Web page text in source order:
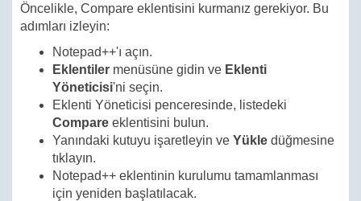
Öncelikle, Compare eklentisini kurmanız gerekiyor. Bu
adımları izleyin:
Notepad++'ı açın.
Eklentiler menüsüne gidin ve Eklenti
Yöneticisi'ni seçin.
Eklenti Yöneticisi penceresinde, listedeki
Compare eklentisini bulun.
Yanındaki kutuyu işaretleyin ve Yükle düğmesine
tıklayın.
Notepad++ eklentinin kurulumu tamamlanması
için yeniden başlatılacak.